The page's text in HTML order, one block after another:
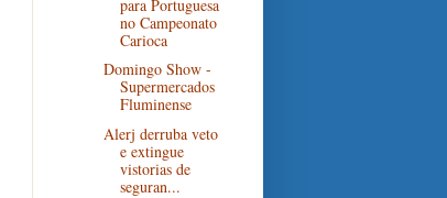
para Portuguesa
no Campeonato
Carioca
Domingo Show -
Supermercados
Fluminense
Alerj derruba veto
e extingue
vistorias de
seguran...